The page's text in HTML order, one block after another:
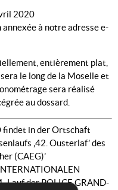
2020
à notre adresse e-
entièrement plat,
le long de la Moselle et
sera réalisé
au dossard.
findet in der Ortschaft
‚42. Ousterlaf’ des
(CAEG)’
-Lauf der POLICE GRAND-